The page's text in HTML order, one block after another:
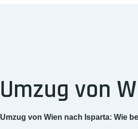
Umzug von
Umzug von Wien nach Isparta: Wie